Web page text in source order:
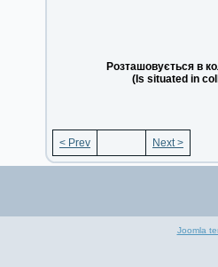
Розташовується в
(Is situated in
< Prev Next >
Joomla